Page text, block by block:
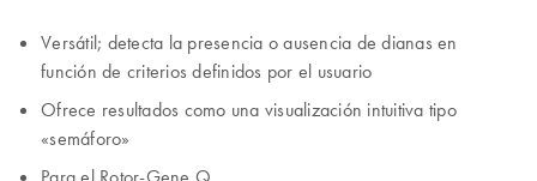
Versátil; detecta la presencia o ausencia de dianas en
función de criterios definidos por el usuario
Ofrece resultados como una visualización intuitiva tipo
«semáforo»